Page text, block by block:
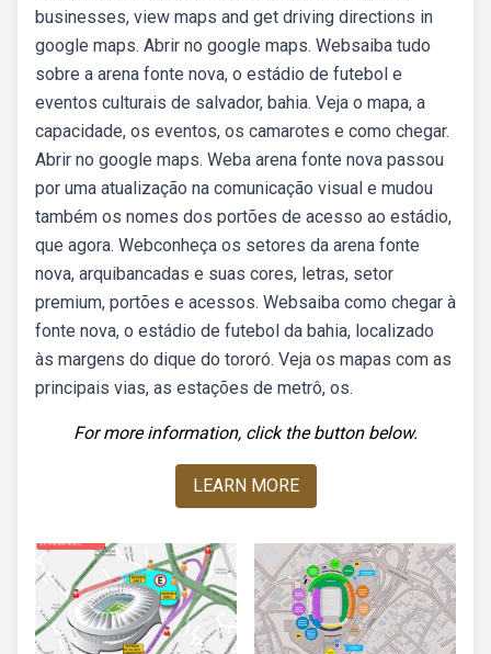
businesses, view maps and get driving directions in
google maps. Abrir no google maps. Websaiba tudo
sobre a arena fonte nova, o estádio de futebol e
eventos culturais de salvador, bahia. Veja o mapa, a
capacidade, os eventos, os camarotes e como chegar.
Abrir no google maps. Weba arena fonte nova passou
por uma atualização na comunicação visual e mudou
também os nomes dos portões de acesso ao estádio,
que agora. Webconheça os setores da arena fonte
nova, arquibancadas e suas cores, letras, setor
premium, portões e acessos. Websaiba como chegar à
fonte nova, o estádio de futebol da bahia, localizado
às margens do dique do tororó. Veja os mapas com as
principais vias, as estações de metrô, os.
For more information, click the button below.
LEARN MORE